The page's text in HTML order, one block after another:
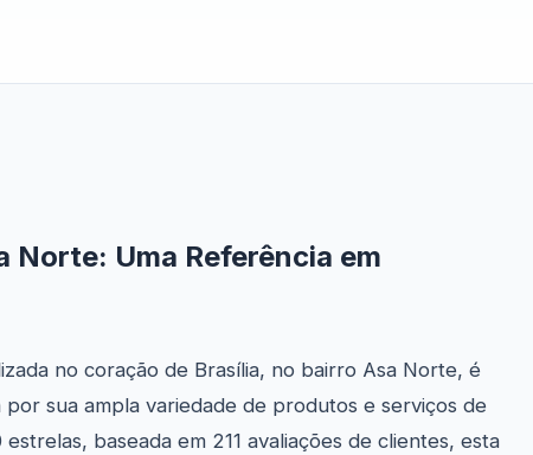
Norte: Uma Referência em
no coração de Brasília, no bairro Asa Norte, é
sua ampla variedade de produtos e serviços de
baseada em 211 avaliações de clientes, esta